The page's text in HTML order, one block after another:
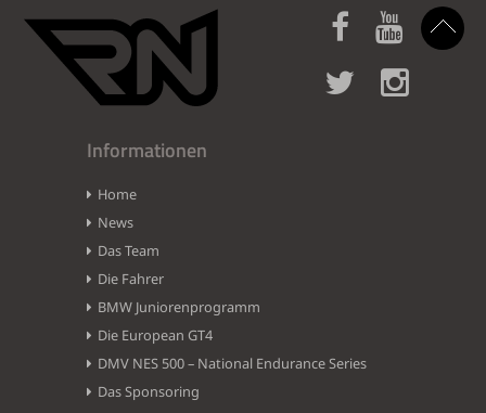
Informationen
Home
News
Das Team
Die Fahrer
BMW Juniorenprogramm
Die European GT4
DMV NES 500 – National Endurance Series
Das Sponsoring